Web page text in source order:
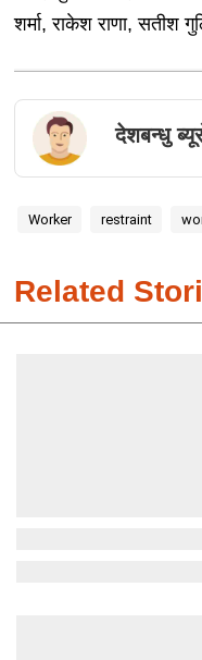
शर्मा, राकेश राणा, सतीश
देशबन्धु
Worker restraint
Related